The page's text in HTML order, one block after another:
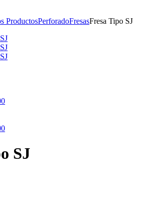
ProductosPerforadoFresasFresa Tipo SJ
SJ